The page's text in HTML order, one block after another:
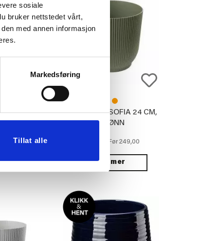
sosiale
bruker nettstedet vårt,
med annen informasjon
Markedsføring
Tillat alle
20 CM,
199,00
UTEPOTTE SOFIA 24 CM,
GRØNN
Før249,00
Vis mer